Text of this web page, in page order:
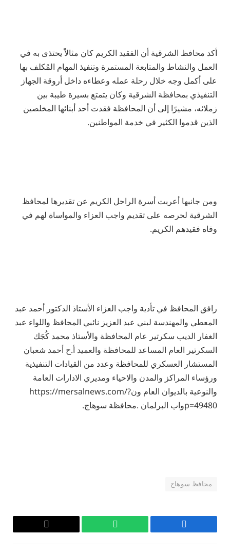
أكد محافظ الشرقية أن الفقيد الكريم كان مثالاً يحتذى به في
العمل والنشاط والمتابعة المستمرة وتنفيذ المهام المُكلف بها
على أكمل وجه خلال رحلة عمله وعطاءه داخل أروقة الجهاز
التنفيذي بمحافظة الشرقية وكان يتمتع بسيرة طيبة بين
زملائه، مشيرًا إلى أن المحافظة فقدت أحد أبنائها المخلصين
الذين قدموا الكثير في خدمة المواطنين.
ومن جانبها أعربت أسرة الراحل الكريم عن تقديرها لمحافظ
الشرقية لحرصه على تقديم واجب العزاء والمواساة لهم في
وفاه فقيدهم الكريم.
رافق المحافظ في تأدية واجب العزاء الأستاذ الدكتور أحمد عبد
المعطي والمهندسة لبني عبد العزيز نائبي المحافظ واللواء عبد
الغفار الديب سكرتير عام المحافظة والأستاذ محمد كُجَك
السكرتير العام المساعد للمحافظة والعميد أ.ح أحمد شعبان
المستشار العسكري للمحافظة وعدد من القيادات التنفيذية
ورؤساء المراكز والمدن والاحياء ومديري الادارات العامة
والنوعية بالديوان العام ونhttps://mersalnews.com/?
p=49480واب البرلمان .محافظة سوهاج.
محافظ سوهاج
فيسبوك واتساب
Copy